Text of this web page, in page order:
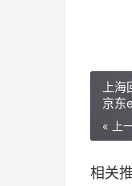
上海
京东
« 上
相关